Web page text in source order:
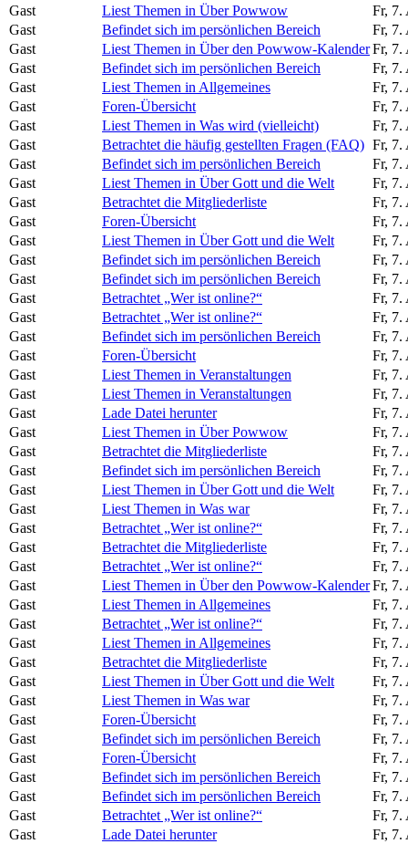
Gast
Liest Themen in Über Powwow
Fr, 7.
Gast
Befindet sich im persönlichen Bereich
Fr, 7.
Gast
Liest Themen in Über den Powwow-KalenderFr, 7.
Gast
Befindet sich im persönlichen Bereich
Fr, 7.
Gast
Liest Themen in Allgemeines
Fr, 7.
Gast
Foren-Übersicht
Fr, 7.
Gast
Liest Themen in Was wird (vielleicht)
Fr, 7.
Gast
Betrachtet die häufig gestellten Fragen (FAQ) Fr, 7.
Gast
Befindet sich im persönlichen Bereich
Fr, 7.
Gast
Liest Themen in Über Gott und die Welt
Fr, 7.
Gast
Betrachtet die Mitgliederliste
Fr, 7.
Gast
Foren-Übersicht
Fr, 7.
Gast
Liest Themen in Über Gott und die Welt
Fr, 7.
Gast
Befindet sich im persönlichen Bereich
Fr, 7.
Gast
Befindet sich im persönlichen Bereich
Fr, 7.
Gast
Betrachtet „Wer ist online?“
Fr, 7.
Gast
Betrachtet „Wer ist online?“
Fr, 7.
Gast
Befindet sich im persönlichen Bereich
Fr, 7.
Gast
Foren-Übersicht
Fr, 7.
Gast
Liest Themen in Veranstaltungen
Fr, 7.
Gast
Liest Themen in Veranstaltungen
Fr, 7.
Gast
Lade Datei herunter
Fr, 7.
Gast
Liest Themen in Über Powwow
Fr, 7.
Gast
Betrachtet die Mitgliederliste
Fr, 7.
Gast
Befindet sich im persönlichen Bereich
Fr, 7.
Gast
Liest Themen in Über Gott und die Welt
Fr, 7.
Gast
Liest Themen in Was war
Fr, 7.
Gast
Betrachtet „Wer ist online?“
Fr, 7.
Gast
Betrachtet die Mitgliederliste
Fr, 7.
Gast
Betrachtet „Wer ist online?“
Fr, 7.
Gast
Liest Themen in Über den Powwow-KalenderFr, 7.
Gast
Liest Themen in Allgemeines
Fr, 7.
Gast
Betrachtet „Wer ist online?“
Fr, 7.
Gast
Liest Themen in Allgemeines
Fr, 7.
Gast
Betrachtet die Mitgliederliste
Fr, 7.
Gast
Liest Themen in Über Gott und die Welt
Fr, 7.
Gast
Liest Themen in Was war
Fr, 7.
Gast
Foren-Übersicht
Fr, 7.
Gast
Befindet sich im persönlichen Bereich
Fr, 7.
Gast
Foren-Übersicht
Fr, 7.
Gast
Befindet sich im persönlichen Bereich
Fr, 7.
Gast
Befindet sich im persönlichen Bereich
Fr, 7.
Gast
Betrachtet „Wer ist online?“
Fr, 7.
Gast
Lade Datei herunter
Fr, 7.